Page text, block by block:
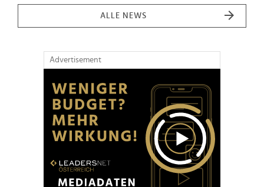
ALLE NEWS
Advertisement